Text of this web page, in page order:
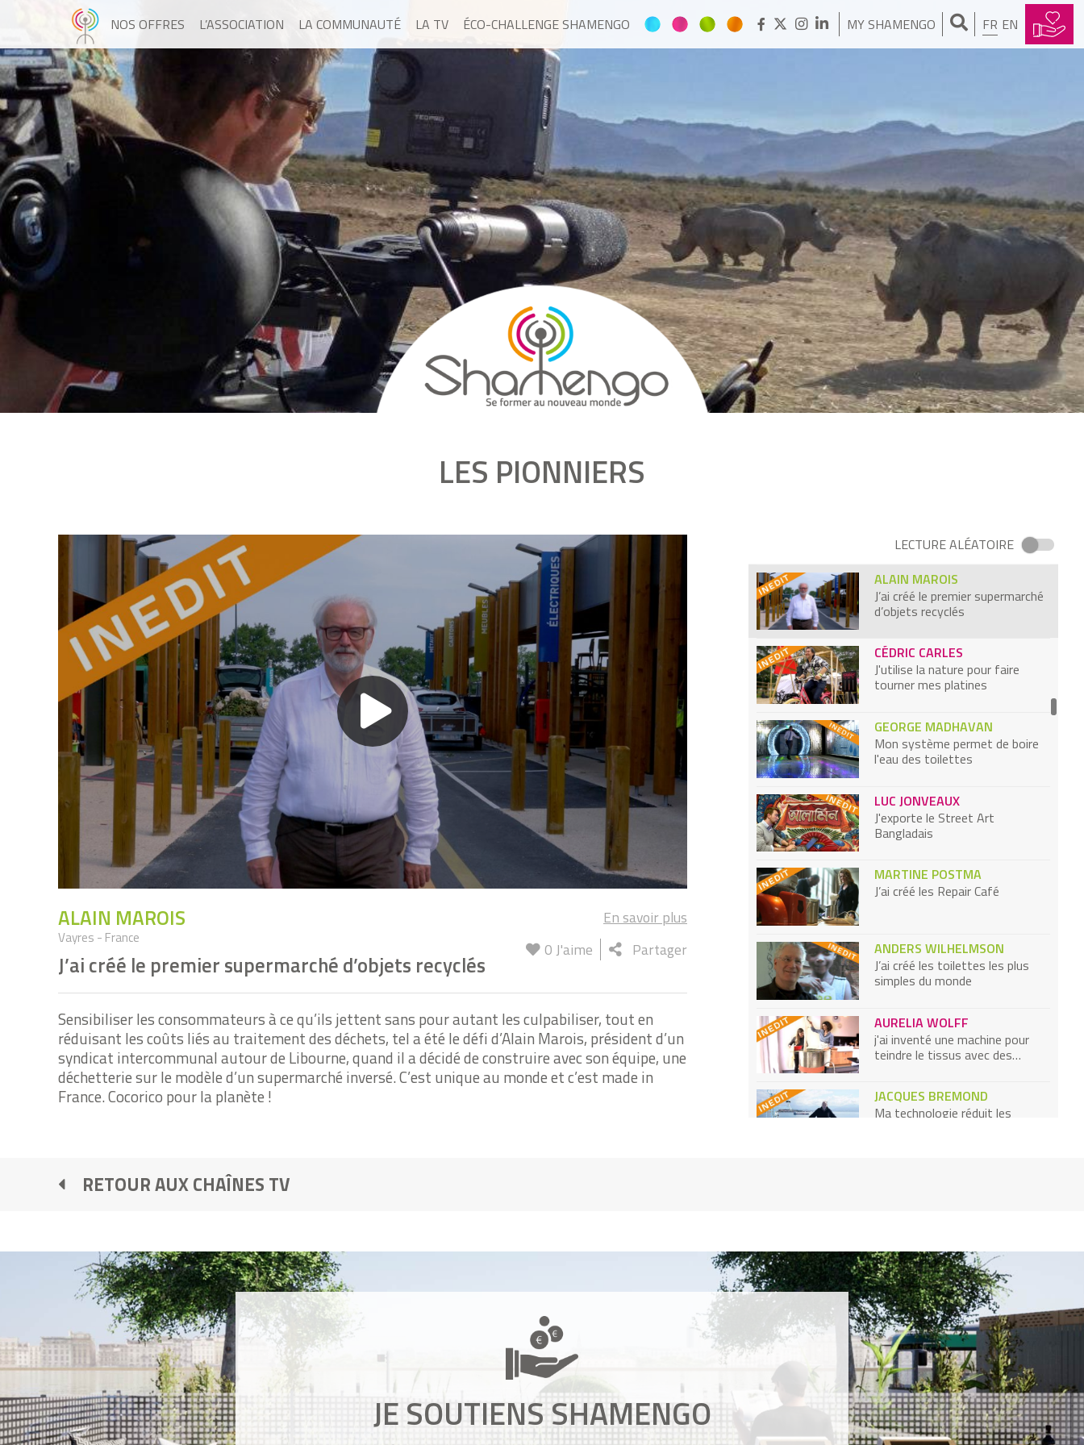
NOS OFFRES L’ASSOCIATION LA COMMUNAUTÉ LA TV ÉCO-CHALLENGE SHAMENGO MY SHAMENGO FR EN
LES PIONNIERS
Nathalie DANIEL - Echo-Mer
ALAIN MAROIS
Vayres - France
J’ai créé le premier supermarché d’objets recyclés
En savoir plus
0 J'aime Partager
Sensibiliser les consommateurs à ce qu’ils jettent sans pour autant les culpabiliser, tout en
réduisant les coûts liés au traitement des déchets, tel a été le défi d’Alain Marois, président d’un
syndicat intercommunal autour de Libourne, quand il a décidé de construire avec son équipe, une
déchetterie sur le modèle d’un supermarché inversé. C’est unique au monde et c’est made in
France. Cocorico pour la planète !
LECTURE ALÉATOIRE
Je fabrique du tissus avec les
invendus de lait
RENAUD JOSSE
Vivez dans un jardin, grâce à
mes serres urbaines
bioclimatiques
GRANT GIBBS
L'eau roule grâce à mon bidon
Je transporte fruits et légumes
sur le dernier kilomètre
VANDANA SHIVA
Je redonne vie à des semences
ancestrales
ALAIN MAROIS
J’ai créé le premier supermarché
d’objets recyclés
CÉDRIC CARLES
J'utilise la nature pour faire
tourner mes platines
GEORGE MADHAVAN
Mon système permet de boire
l'eau des toilettes
LUC JONVEAUX
J'exporte le Street Art
Bangladais
MARTINE POSTMA
J’ai créé les Repair Café
ANDERS WILHELMSON
J’ai créé les toilettes les plus
simples du monde
AURELIA WOLFF
j'ai inventé une machine pour
teindre le tissus avec des
JACQUES BREMOND
Ma technologie réduit les
Je détecte la cataracte grâce au
téléphone portable
RÉMI SUCCOJA
Mon vélo électrique fonctionne
à l’hydrogène
JAVIER FERNANDEZ
J’ai inventé un bio-plastique à
base de crevettes
RETOUR AUX CHAÎNES TV
JE SOUTIENS SHAMENGO